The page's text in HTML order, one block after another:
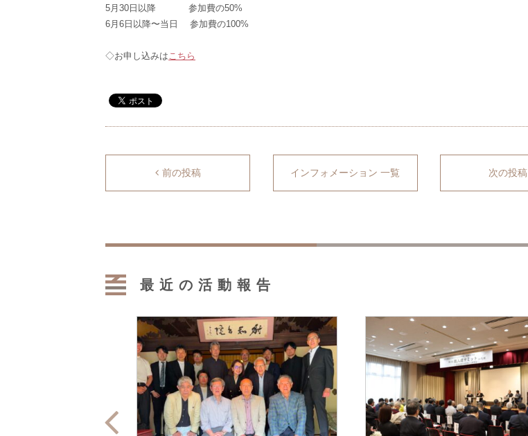
5月30日以降 参加費の50%
6月6日以降〜当日 参加費の100%
◇お申し込みはこちら
前の投稿 インフォメーション 一覧 次の投稿
最近の活動報告